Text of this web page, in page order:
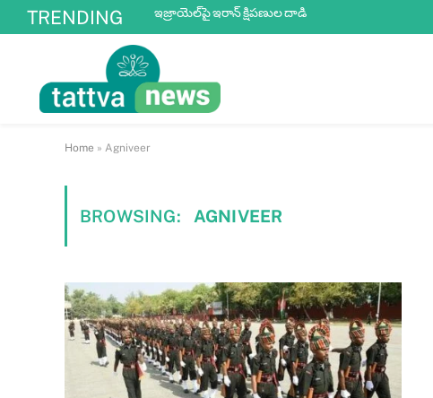
TRENDING
ఇజ్రాయెల్‌పై ఇరాన్ క్షిపణుల దాడి
Home » Agniveer
BROWSING: AGNIVEER